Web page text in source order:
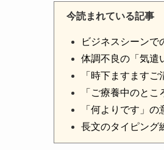
今読まれている記事
ビジネスシーンで
体調不良の「気遣
「時下ますます
「ご療養中のと
「何よりです」の
長文のタイピング